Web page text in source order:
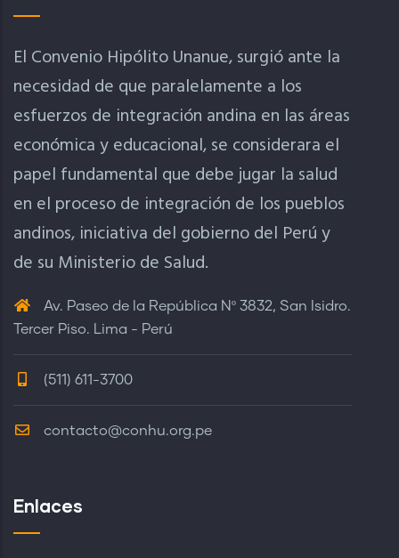
El Convenio Hipólito Unanue, surgió ante la
necesidad de que paralelamente a los
esfuerzos de integración andina en las áreas
económica y educacional, se considerara el
papel fundamental que debe jugar la salud
en el proceso de integración de los pueblos
andinos, iniciativa del gobierno del Perú y
de su Ministerio de Salud.
Av. Paseo de la República Nº 3832, San Isidro.
Tercer Piso. Lima - Perú
(511) 611-3700
contacto@conhu.org.pe
Enlaces